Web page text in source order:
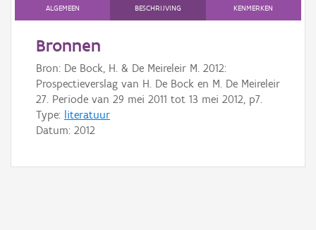
Hergebruik
Aanmelden
ALGEMEEN BESCHRIJVING KENMERKEN
Bronnen
Bron: De Bock, H. & De Meireleir M. 2012:
Prospectieverslag van H. De Bock en M. De Meireleir
27. Periode van 29 mei 2011 tot 13 mei 2012, p7.
Type: literatuur
Datum: 2012